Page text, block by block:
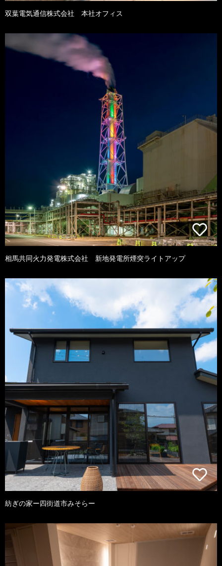
双葉電気通信株式会社 本社オフィス
相馬共同火力発電株式会社 新地発電所煙突ライトアップ
紡ぎの家ー四街道市みそらー